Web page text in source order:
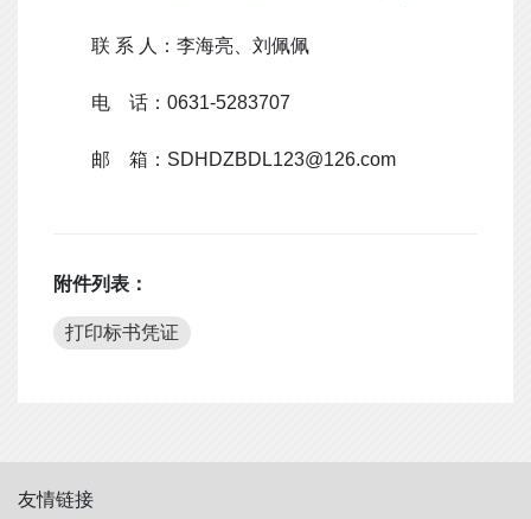
联 系 人：李海亮、刘佩佩
电 话： 0631-5283707
邮 箱： SDHDZBDL123@126.com
附件列表：
打印标书凭证
友情链接